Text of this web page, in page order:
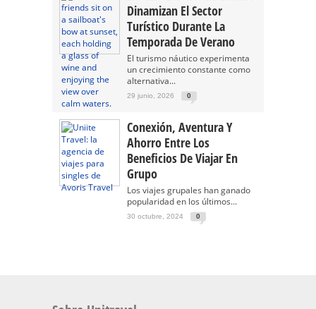
Dinamizan El Sector
Turístico Durante La
Temporada De Verano
El turismo náutico experimenta
un crecimiento constante como
alternativa...
29 junio, 2026 0
Conexión, Aventura Y
Ahorro Entre Los
Beneficios De Viajar En
Grupo
Los viajes grupales han ganado
popularidad en los últimos...
30 octubre, 2024 0